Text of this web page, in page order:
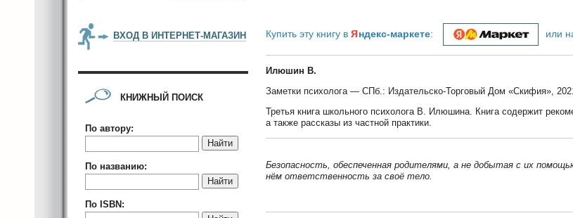
Купить эту книгу в яндекс-маркете: или
Илюшин В.
Заметки психолога — СПб.: Издательско-Торговый Дом «Скифия»,
Третья книга школьного психолога В. Илюшина. Книга содержит
а также рассказы из частной практики.
Безопасность, обеспеченная родителями, а не добытая с их
нём ответственность за своё тело.
ВХОД В ИНТЕРНЕТ-МАГАЗИН
КНИЖНЫЙ ПОИСК
По автору:
Найти
По названию:
Найти
По ISBN: